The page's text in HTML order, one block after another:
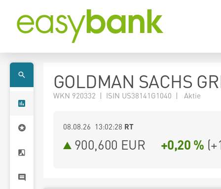
GOLDMAN SACHS
WKN 920332 | ISIN US38141G1040 | Aktie
08.08.26 13:02:28 RT
900,600 EUR +0,20 % (